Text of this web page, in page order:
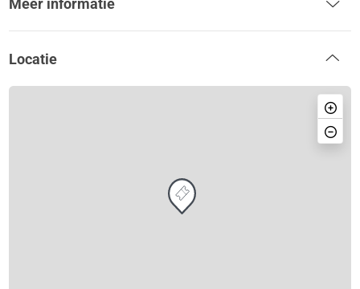
Meer informatie
Locatie